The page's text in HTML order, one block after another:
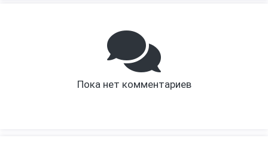
Пока нет комментариев